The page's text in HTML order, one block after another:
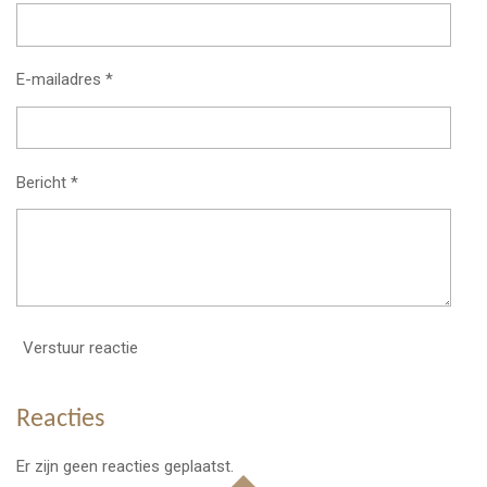
E-mailadres *
Bericht *
Verstuur reactie
Reacties
Er zijn geen reacties geplaatst.